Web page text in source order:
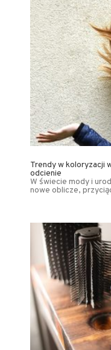
Trendy w koloryzacji
odcienie
W świecie mody i
nowe oblicze,